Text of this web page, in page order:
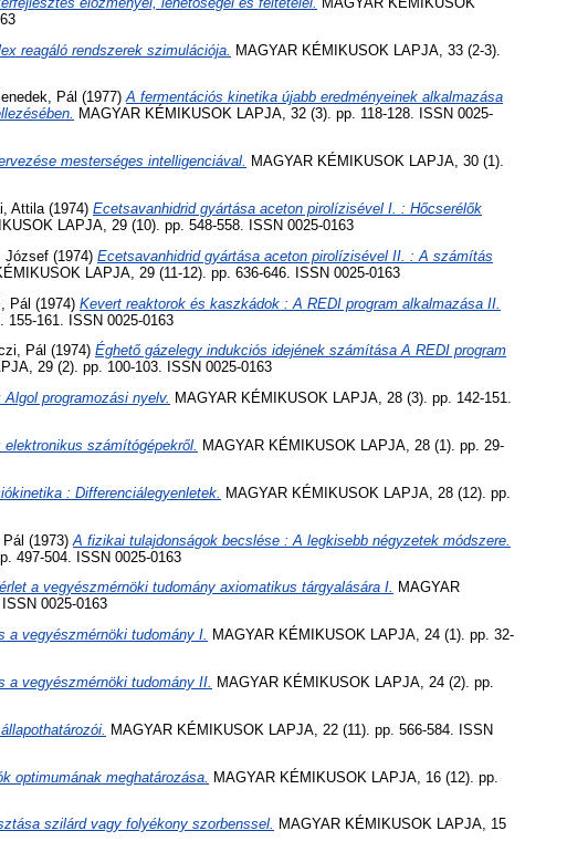
reagáló rendszerek szimulációja. MAGYAR KÉMIKUSOK LAPJA, 33 (2-3).
Pál (1977)A fermentációs kinetika újabb eredményeinek alkalmazása
MAGYAR KÉMIKUSOK LAPJA, 32 (3). pp. 118-128. ISSN 0025-
mesterséges intelligenciával. MAGYAR KÉMIKUSOK LAPJA, 30 (1).
Attila (1974) Ecetsavanhidrid gyártása aceton pirolízisével I. : Hőcserélők
LAPJA, 29 (10). pp. 548-558. ISSN 0025-0163
József (1974) Ecetsavanhidrid gyártása aceton pirolízisével II. : A számítás
LAPJA, 29 (11-12). pp. 636-646. ISSN 0025-0163
Pál (1974) Kevert reaktorok és kaszkádok : A REDI program alkalmazása II.
161. ISSN 0025-0163
Pál (1974) Éghető gázelegy indukciós idejének számítása A REDI program
29 (2). pp. 100-103. ISSN 0025-0163
Algol programozási nyelv. MAGYAR KÉMIKUSOK LAPJA, 28 (3). pp. 142-151.
elektronikus számítógépekről.
MAGYAR KÉMIKUSOK LAPJA, 28 (1). pp. 29-
: Differenciálegyenletek. MAGYAR KÉMIKUSOK LAPJA, 28 (12). pp.
(1973) A fizikai tulajdonságok becslése : A legkisebb négyzetek módszere.
497-504. ISSN 0025-0163
a vegyészmérnöki tudomány axiomatikus tárgyalására I. MAGYAR
0025-0163
a vegyészmérnöki tudomány I. MAGYAR KÉMIKUSOK LAPJA, 24 (1). pp. 32-
a vegyészmérnöki tudomány II.
MAGYAR KÉMIKUSOK LAPJA, 24 (2). pp.
MAGYAR KÉMIKUSOK LAPJA, 22 (11). pp. 566-584. ISSN
optimumának meghatározása. MAGYAR KÉMIKUSOK LAPJA, 16 (12). pp.
szilárd vagy folyékony szorbenssel. MAGYAR KÉMIKUSOK LAPJA, 15